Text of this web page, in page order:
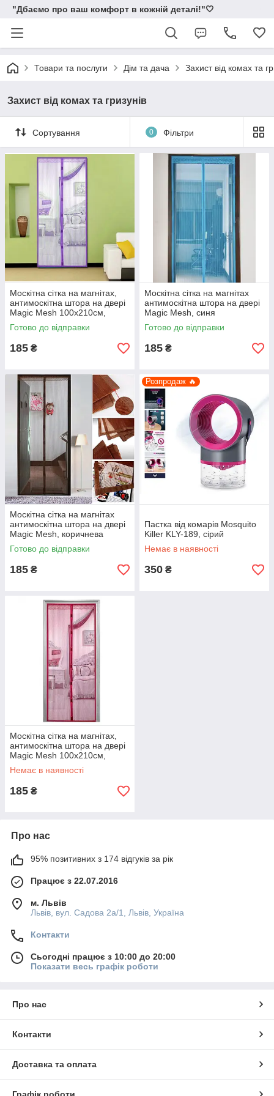
"Дбаємо про ваш комфорт в кожній деталі!"🤍
Товари та послуги Дім та дача Захист від комах та
Захист від комах та гризунів
Сортування 0 Фільтри
Москітна сітка на магнітах,
антимоскітна штора на двері
Magic Mesh 100x210см,
фіолетова
Готово до відправки
185 ₴
Москітна сітка на магнітах
антимоскітна штора на двері
Magic Mesh, синя
Готово до відправки
185 ₴
Москітна сітка на магнітах
антимоскітна штора на двері
Magic Mesh, коричнева
Готово до відправки
185 ₴
Розпродаж 🔥
Пастка від комарів Mosquito
Killer KLY-189, сірий
Немає в наявності
350 ₴
Москітна сітка на магнітах,
антимоскітна штора на двері
Magic Mesh 100x210см,
рожевий колір
Немає в наявності
185 ₴
Про нас
95% позитивних з 174 відгуків за рік
Працює з 22.07.2016
м. Львів
Львів, вул. Садова 2а/1, Львів, Україна
Контакти
Сьогодні працює з 10:00 до 20:00
Показати весь графік роботи
Про нас
Контакти
Доставка та оплата